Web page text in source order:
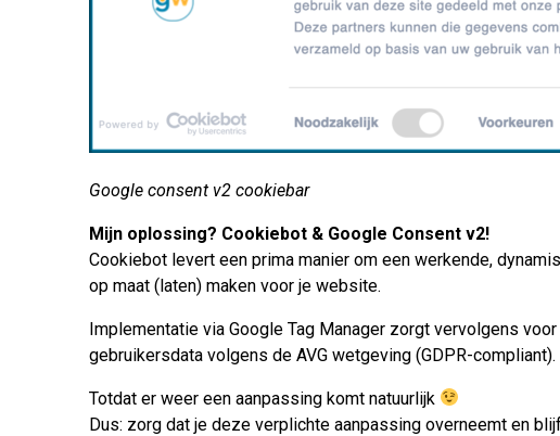
Google consent v2 cookiebar
Mijn oplossing? Cookiebot & Google Consent v2!
Cookiebot levert een prima manier om een werkende,
op maat (laten) maken voor je website.
Implementatie via Google Tag Manager zorgt vervolgens
gebruikersdata volgens de AVG wetgeving (GDPR-compliant).
Totdat er weer een aanpassing komt natuurlijk
Dus: zorg dat je deze verplichte aanpassing overneemt en